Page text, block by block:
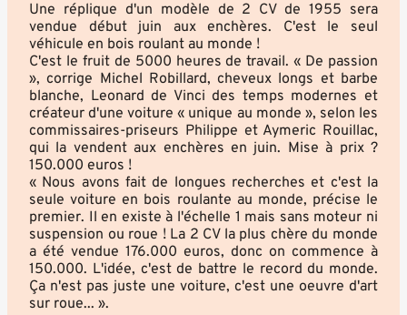
Une réplique d'un modèle de 2 CV de 1955 sera
vendue début juin aux enchères. C'est le seul
véhicule en bois roulant au monde !
C'est le fruit de 5000 heures de travail. « De passion
», corrige Michel Robillard, cheveux longs et barbe
blanche, Leonard de Vinci des temps modernes et
créateur d'une voiture « unique au monde », selon les
commissaires-priseurs Philippe et Aymeric Rouillac,
qui la vendent aux enchères en juin. Mise à prix ?
150.000 euros !
« Nous avons fait de longues recherches et c'est la
seule voiture en bois roulante au monde, précise le
premier. Il en existe à l'échelle 1 mais sans moteur ni
suspension ou roue ! La 2 CV la plus chère du monde
a été vendue 176.000 euros, donc on commence à
150.000. L'idée, c'est de battre le record du monde.
Ça n'est pas juste une voiture, c'est une oeuvre d'art
sur roue... ».